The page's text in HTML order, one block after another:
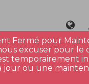
Fermé pour
excuser pour le
temporairement
jour ou une